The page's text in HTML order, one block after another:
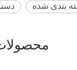
بندی شده